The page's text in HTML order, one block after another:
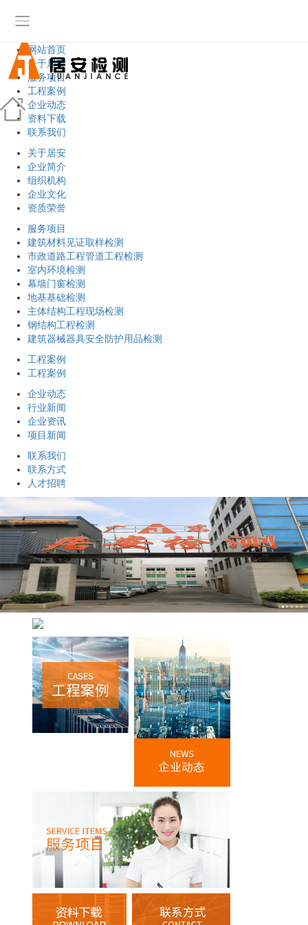
网站首页
关于居安
服务项目
工程案例
企业动态
资料下载
联系我们
关于居安
企业简介
组织机构
企业文化
资质荣誉
服务项目
建筑材料见证取样检测
市政道路工程管道工程检测
室内环境检测
幕墙门窗检测
地基基础检测
主体结构工程现场检测
钢结构工程检测
建筑器械器具安全防护用品检测
工程案例
工程案例
企业动态
行业新闻
企业资讯
项目新闻
联系我们
联系方式
人才招聘